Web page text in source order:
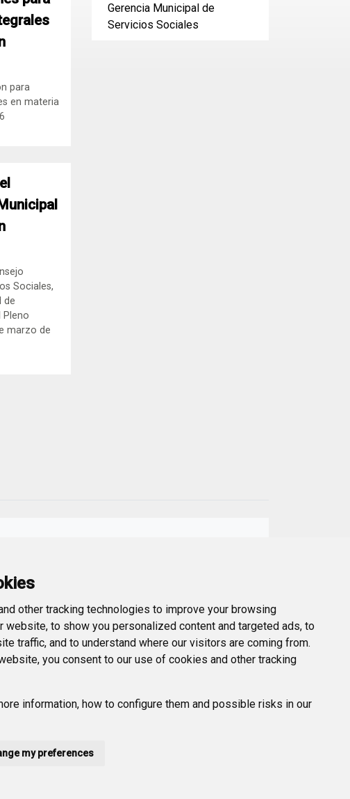
other tracking technologies to improve your browsing
website, to show you personalized content and targeted ads, to
traffic, and to understand where our visitors are coming from.
you consent to our use of cookies and other tracking
information, how to configure them and possible risks in our
my preferences
para
en materia
Sociales,
de
Pleno
marzo de
Gerencia Municipal de
Servicios Sociales